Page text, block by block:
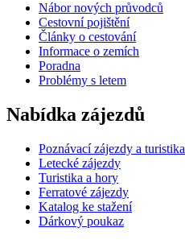
Nábor nových průvodců
Cestovní pojištění
Články o cestování
Informace o zemích
Poradna
Problémy s letem
Nabídka zájezdů
Poznávací zájezdy a turistika
Letecké zájezdy
Turistika a hory
Ferratové zájezdy
Katalog ke stažení
Dárkový poukaz